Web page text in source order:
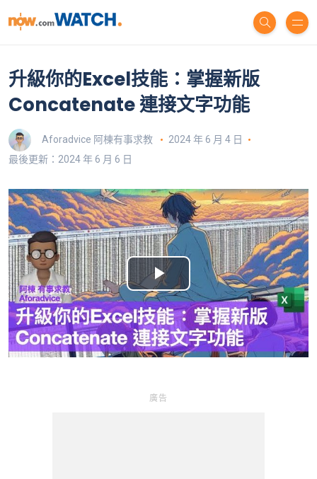
升級你的Excel技能：掌握新版
Concatenate 連接文字功能
Aforadvice 阿棟有事求教
2024 年 6 月 4 日
最後更新：2024 年 6 月 6 日
P
l
a
廣告